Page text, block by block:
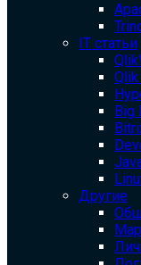
IT статьи
Big
Другие